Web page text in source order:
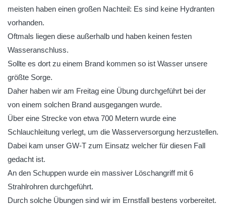
meisten haben einen großen Nachteil: Es sind keine Hydranten
vorhanden.
Oftmals liegen diese außerhalb und haben keinen festen
Wasseranschluss.
Sollte es dort zu einem Brand kommen so ist Wasser unsere
größte Sorge.
Daher haben wir am Freitag eine Übung durchgeführt bei der
von einem solchen Brand ausgegangen wurde.
Über eine Strecke von etwa 700 Metern wurde eine
Schlauchleitung verlegt, um die Wasserversorgung herzustellen.
Dabei kam unser GW-T zum Einsatz welcher für diesen Fall
gedacht ist.
An den Schuppen wurde ein massiver Löschangriff mit 6
Strahlrohren durchgeführt.
Durch solche Übungen sind wir im Ernstfall bestens vorbereitet.